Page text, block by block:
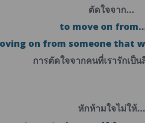
ตัดใจจาก…
to move on
on from someone that
การตัดใจจากคนที่เรารักเป็
หักห้ามใจไม่ให้…